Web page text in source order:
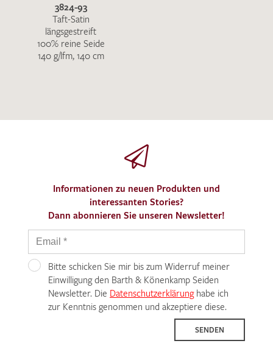
3824-93
Taft-Satin
längsgestreift
100% reine Seide
140 g/lfm, 140 cm
Informationen zu neuen Produkten und
interessanten Stories?
Dann abonnieren Sie unseren Newsletter!
Bitte schicken Sie mir bis zum Widerruf meiner
Einwilligung den Barth & Könenkamp Seiden
Newsletter. Die Datenschutzerklärunghabe ich
zur Kenntnis genommen und akzeptiere diese.
SENDEN